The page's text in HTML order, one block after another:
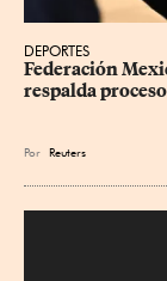
DEPORTES
Federación
respalda
Por Reuters